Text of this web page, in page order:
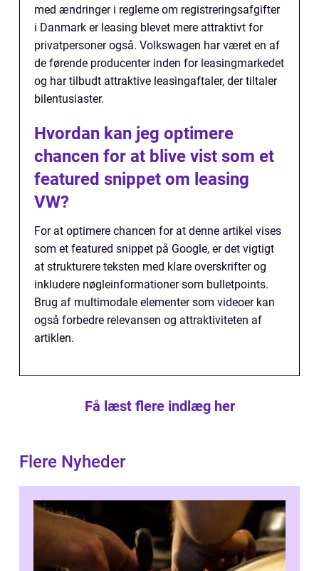
med ændringer i reglerne om registreringsafgifter
i Danmark er leasing blevet mere attraktivt for
privatpersoner også. Volkswagen har været en af
de førende producenter inden for leasingmarkedet
og har tilbudt attraktive leasingaftaler, der tiltaler
bilentusiaster.
Hvordan kan jeg optimere
chancen for at blive vist som et
featured snippet om leasing
VW?
For at optimere chancen for at denne artikel vises
som et featured snippet på Google, er det vigtigt
at strukturere teksten med klare overskrifter og
inkludere nøgleinformationer som bulletpoints.
Brug af multimodale elementer som videoer kan
også forbedre relevansen og attraktiviteten af
artiklen.
Få læst flere indlæg her
Flere Nyheder